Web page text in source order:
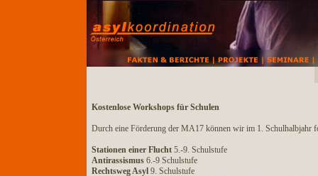
Kostenlose Workshops für Schulen
Durch eine Förderung der MA17 können wir im 1. Schulhalbjahr
Stationen einer Flucht5.-9. Schulstufe
Antirassismus6.-9 Schulstufe
Rechtsweg Asyl9. Schulstufe